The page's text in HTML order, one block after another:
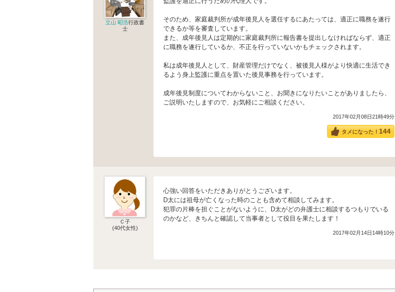
立山 昭浩行政書
士
そのため、家庭裁判所が成年後見人を選任するにあたっては、適正に職務を遂行
できるか等を審査しています。
また、成年後見人は定期的に家庭裁判所に報告書を提出しなければならず、適正
に職務を遂行しているか、不正を行っていないかもチェックされます。
私は成年後見人として、財産管理だけでなく、被後見人様がより快適に生活でき
るよう身上監護に重点を置いた後見事務を行っています。
成年後見制度についてわからないこと、お聞きになりたいことがありましたら、
ご説明いたしますので、お気軽にご相談ください。
2017年02月08日21時49分
タメになった！ 144
Ｃ子
(40代女性)
心強い回答をいただきありがとうございます。
D太には祖母が亡くなった時のことも含めて相談してみます。
犯罪の片棒を担ぐことがないように、D太がどの弁護士に相談するつもりでいる
のかなど、きちんと確認して当事者として役目を果たします！
2017年02月14日14時10分